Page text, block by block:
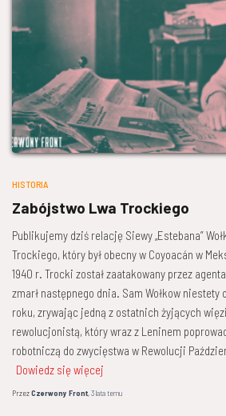
HISTORIA
Zabójstwo Lwa Trockiego
Publikujemy dziś relację Siewy „Estebana”
Trockiego, który był obecny w Coyoacán w
1940 r. Trocki został zaatakowany przez
zmarł następnego dnia. Sam Wołkow niestety
roku, zrywając jedną z ostatnich żyjących
rewolucjonistą, który wraz z Leninem
robotniczą do zwycięstwa w Rewolucji
Dowiedz się więcej
PrzezCzerwony Front,3 latatemu